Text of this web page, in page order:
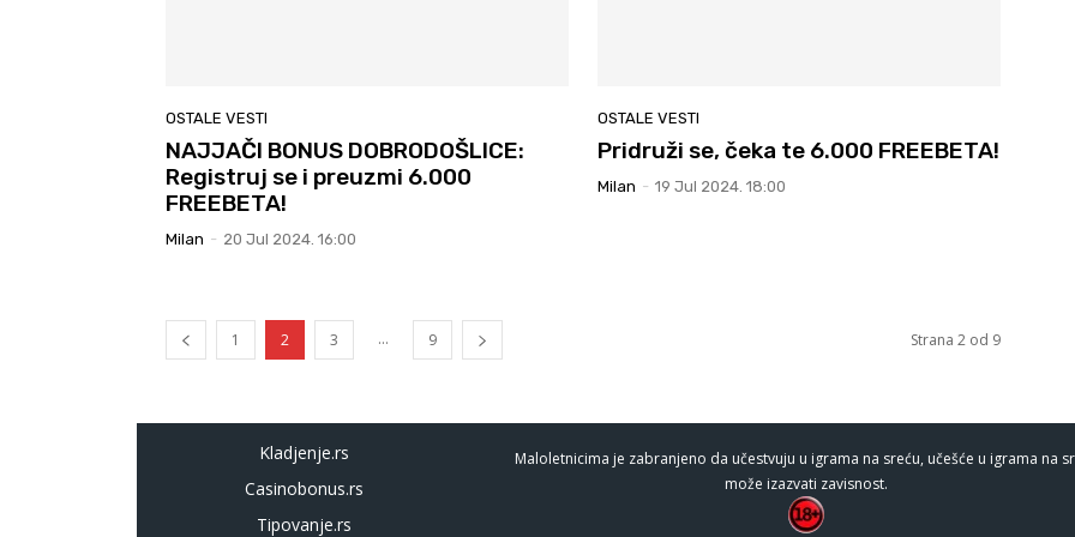
OSTALE VESTI
NAJJAČI BONUS DOBRODOŠLICE:
Registruj se i preuzmi 6.000
FREEBETA!
Milan - 20 Jul 2024. 16:00
OSTALE VESTI
Pridruži se, čeka te 6.000 FREEBETA!
Milan - 19 Jul 2024. 18:00
1 2 3 ... 9 Strana 2 od 9
Kladjenje.rs
Casinobonus.rs
Tipovanje.rs
Maloletnicima je zabranjeno da učestvuju u igrama na sreću, učešće u igrama na
može izazvati zavisnost.